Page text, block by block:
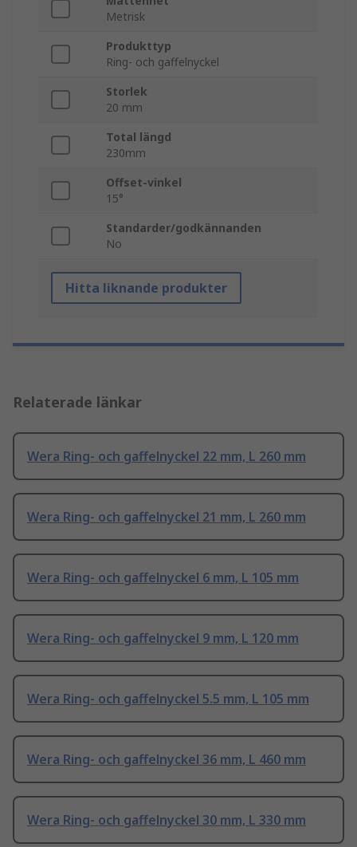
Metrisk
Produkttyp
Ring- och gaffelnyckel
Storlek
20 mm
Total längd
230mm
Offset-vinkel
15°
Standarder/godkännanden
No
Hitta liknande produkter
Relaterade länkar
Wera Ring- och gaffelnyckel 22 mm, L 260 mm
Wera Ring- och gaffelnyckel 21 mm, L 260 mm
Wera Ring- och gaffelnyckel 6 mm, L 105 mm
Wera Ring- och gaffelnyckel 9 mm, L 120 mm
Wera Ring- och gaffelnyckel 5.5 mm, L 105 mm
Wera Ring- och gaffelnyckel 36 mm, L 460 mm
Wera Ring- och gaffelnyckel 30 mm, L 330 mm